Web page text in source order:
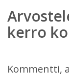
kerro
Kommentti,